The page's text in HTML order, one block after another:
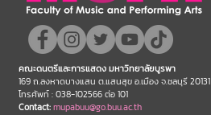
คณะดนตรีและการแสดง มหาวิทยาลัยบูรพา
169 ถ.ลงหาดบางแสน ต.แสนสุข อ.เมือง จ.ชลบุรี 20131
โทรศัพท์ : 038-102566 ต่อ 101
Contact:mupabuu@go.buu.ac.th